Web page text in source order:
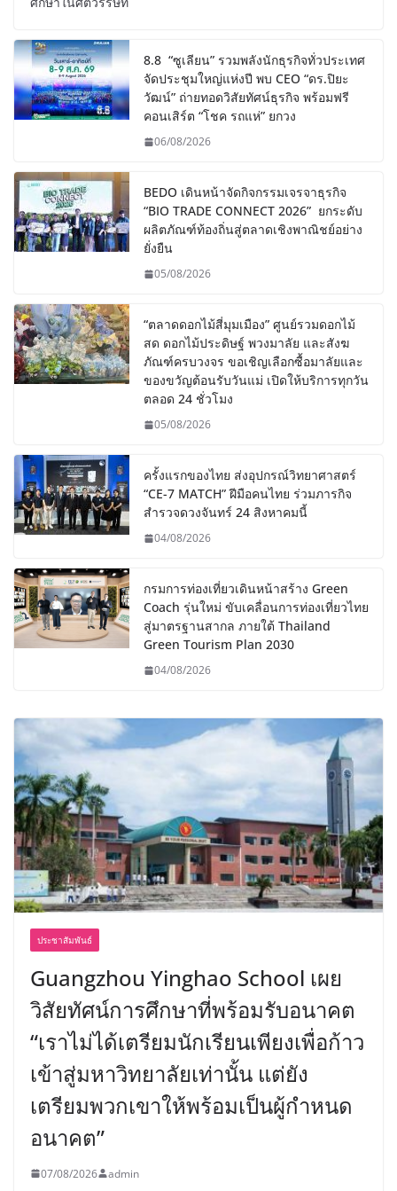
8.8 “ซูเลียน” รวมพลังนักธุรกิจทั่วประเทศ
จัดประชุมใหญ่แห่งปี พบ CEO “ดร.ปิยะ
วัฒน์” ถ่ายทอดวิสัยทัศน์ธุรกิจ พร้อมฟรี
คอนเสิร์ต “โชค รถแห่” ยกวง
06/08/2026
BEDO เดินหน้าจัดกิจกรรมเจรจาธุรกิจ
“BIO TRADE CONNECT 2026” ยกระดับ
ผลิตภัณฑ์ท้องถิ่นสู่ตลาดเชิงพาณิชย์อย่าง
ยั่งยืน
05/08/2026
“ตลาดดอกไม้สี่มุมเมือง” ศูนย์รวมดอกไม้
สด ดอกไม้ประดิษฐ์ พวงมาลัย และสังฆ
ภัณฑ์ครบวงจร ขอเชิญเลือกซื้อมาลัยและ
ของขวัญต้อนรับวันแม่ เปิดให้บริการทุกวัน
ตลอด 24 ชั่วโมง
05/08/2026
ครั้งแรกของไทย ส่งอุปกรณ์วิทยาศาสตร์
“CE-7 MATCH” ฝีมือคนไทย ร่วมภารกิจ
สำรวจดวงจันทร์ 24 สิงหาคมนี้
04/08/2026
กรมการท่องเที่ยวเดินหน้าสร้าง Green
Coach รุ่นใหม่ ขับเคลื่อนการท่องเที่ยวไทย
สู่มาตรฐานสากล ภายใต้ Thailand
Green Tourism Plan 2030
04/08/2026
ประชาสัมพันธ์
Guangzhou Yinghao School เผย
วิสัยทัศน์การศึกษาที่พร้อมรับอนาคต
“เราไม่ได้เตรียมนักเรียนเพียงเพื่อก้าว
เข้าสู่มหาวิทยาลัยเท่านั้น แต่ยัง
เตรียมพวกเขาให้พร้อมเป็นผู้กำหนด
อนาคต”
07/08/2026 admin